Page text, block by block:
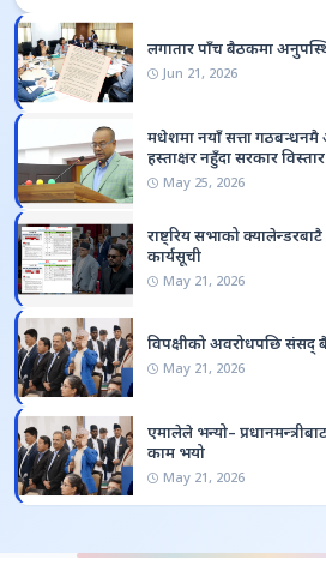
लगातार पाँच बैठकमा
Jun 21, 2026
मधेशमा नयाँ सत्ता
हस्ताक्षर नहुँदा सरकार
May 25, 2026
राष्ट्रिय सभाको
कार्यसूची
May 21, 2026
विपक्षीको अवरोधपछि संसद्
May 21, 2026
एमालेले भन्यो–
काम भयो
May 21, 2026